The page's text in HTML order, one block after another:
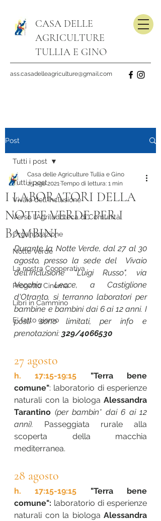
CASA DELLE
AGRICULTURE
TULLIA E GINO
ass.casadelleagriculture@gmail.com
Post
Tutti i post
Vivaio dell'Inclusione
Verso l'Agriludoteca di Comunità
Organizzazione
Notte Verde
La nostra Cooperativa
Progetto Cinema
Libri in Cammino
E' fatto giorno
Tutti i post
I LABORATORI DELLA
NOTTE VERDE PER I
BAMBINI
Casa delle Agriculture Tullia e Gino
25 ago 2021Tempo di lettura: 1 min
Durante la Notte Verde, dal 27 al 30
agosto, presso la sede del  Vivaio
dell'Inclusione "Luigi Russo", via
Vecchia Lecce, a Castiglione
d'Otranto, si terranno laboratori per
bambine e bambini dai 6 ai 12 anni. I
posti sono limitati, per info e
prenotazioni: 329/4066530
27 agosto
h. 17:15-19:15 "Terra bene
comune": laboratorio di esperienze
naturali con la biologa Alessandra
Tarantino (per bambin* dai 6 ai 12
anni). Passeggiata rurale alla
scoperta della macchia
mediterranea.
28 agosto
h. 17:15-19:15 "Terra bene
comune": laboratorio di esperienze
naturali con la biologa Alessandra